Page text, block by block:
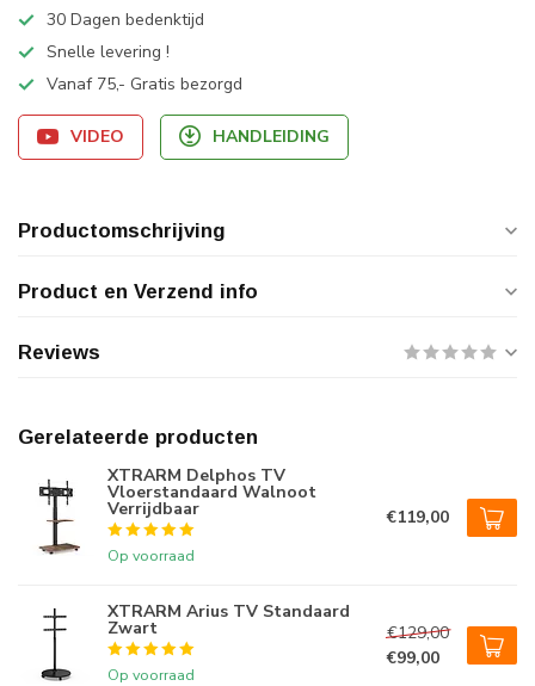
30 Dagen bedenktijd
Snelle levering !
Vanaf 75,- Gratis bezorgd
VIDEO HANDLEIDING
Productomschrijving
Product en Verzend info
Reviews
Gerelateerde producten
XTRARM Delphos TV
Vloerstandaard Walnoot
Verrijdbaar
Op voorraad
€119,00
XTRARM Arius TV Standaard
Zwart
Op voorraad
€129,00
€99,00